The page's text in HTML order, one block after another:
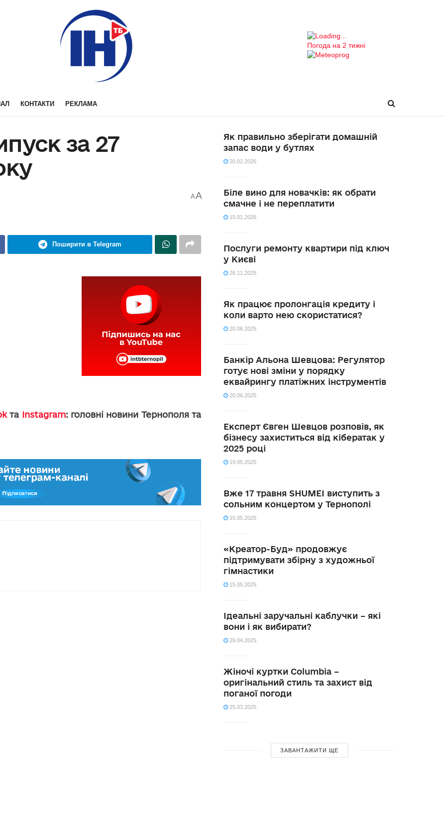
Погода на 2 тижні
КОНТАКТИ РЕКЛАМА
за 27
AA
Поширити в Telegram
та Instagram: головні новини Тернополя та
Як правильно зберігати домашній
запас води у бутлях
20.02.2026
Біле вино для новачків: як обрати
смачне і не переплатити
15.01.2026
Послуги ремонту квартири під ключ
у Києві
26.11.2025
Як працює пролонгація кредиту і
коли варто нею скористатися?
20.06.2025
Банкір Альона Шевцова: Регулятор
готує нові зміни у порядку
еквайрингу платіжних інструментів
20.06.2025
Експерт Євген Шевцов розповів, як
бізнесу захиститься від кібератак у
2025 році
19.05.2025
Вже 17 травня SHUMEI виступить з
сольним концертом у Тернополі
15.05.2025
«Креатор-Буд» продовжує
підтримувати збірну з художньої
гімнастики
15.05.2025
Ідеальні заручальні каблучки – які
вони і як вибирати?
29.04.2025
Жіночі куртки Columbia –
оригінальний стиль та захист від
поганої погоди
25.03.2025
ЗАВАНТАЖИТИ ЩЕ